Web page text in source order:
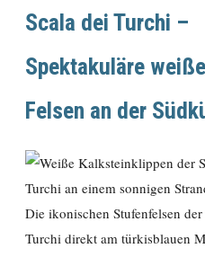
Scala dei Turchi –
Spektakuläre weiße
Felsen an der
Die ikonischen Stufenfelsen der
Turchi direkt am türkisblauen